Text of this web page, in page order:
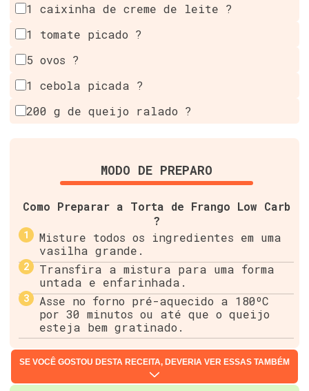
1 caixinha de creme de leite ?
1 tomate picado ?
5 ovos ?
1 cebola picada ?
200 g de queijo ralado ?
MODO DE PREPARO
Como Preparar a Torta de Frango Low Carb
?
Misture todos os ingredientes em uma
vasilha grande.
Transfira a mistura para uma forma
untada e enfarinhada.
Asse no forno pré-aquecido a 180ºC
por 30 minutos ou até que o queijo
esteja bem gratinado.
SE VOCÊ GOSTOU DESTA RECEITA, DEVERIA VER ESSAS TAMBÉM